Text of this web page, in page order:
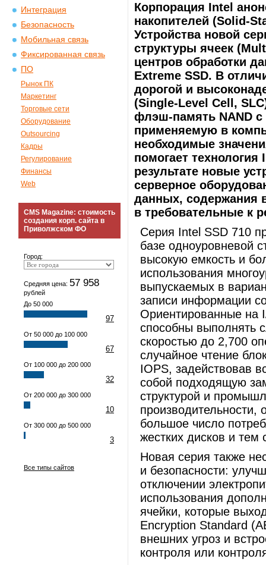
Интеграция
Безопасность
Мобильная связь
Фиксированная связь
ПО
Рынок ПК
Маркетинг
Торговые сети
Оборудование
Outsourcing
Кадры
Регулирование
Финансы
Web
CMS Magazine: стоимость
создания корп. сайта в
Приволжском ФО
Город:
Средняя цена: 57 958
рублей
До 50 000
97
От 50 000 до 100 000
67
От 100 000 до 200 000
32
От 200 000 до 300 000
10
От 300 000 до 500 000
3
Все типы сайтов
Корпорация Intel
накопителей (Solid-
Устройства новой
структуры ячеек
центров обработки
Extreme SSD. В
дорогой и
(Single-Level Cell,
флэш-память NAND с
применяемую в
необходимые
помогает
результате новые
серверное
данных, содержания
в требовательные к
Серия Intel SSD 710
базе одноуровневой
высокую емкость и
использования
выпускаемых в
записи информации
Ориентированные на
способны выполнять
скоростью до 2,700
случайное чтение
IOPS, задействовав
собой подходящую
структурой и
производительности,
большое число
жестких дисков и
Новая серия также
и безопасности:
отключении
использования
ячейки, которые
Encryption Standard
внешних угроз и
контроля или